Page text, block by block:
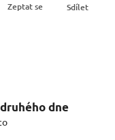
Zeptat se Sdílet
dne